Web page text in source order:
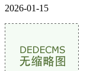
2026-01-15